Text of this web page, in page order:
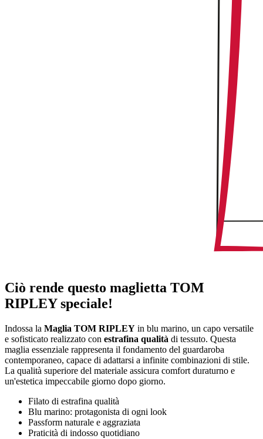
Ciò rende questo maglietta TOM
RIPLEY speciale!
Indossa la Maglia TOM RIPLEY in blu marino, un capo versatile
e sofisticato realizzato con estrafina qualità di tessuto. Questa
maglia essenziale rappresenta il fondamento del guardaroba
contemporaneo, capace di adattarsi a infinite combinazioni di stile.
La qualità superiore del materiale assicura comfort duraturno e
un'estetica impeccabile giorno dopo giorno.
Filato di estrafina qualità
Blu marino: protagonista di ogni look
Passform naturale e aggraziata
Praticità di indosso quotidiano